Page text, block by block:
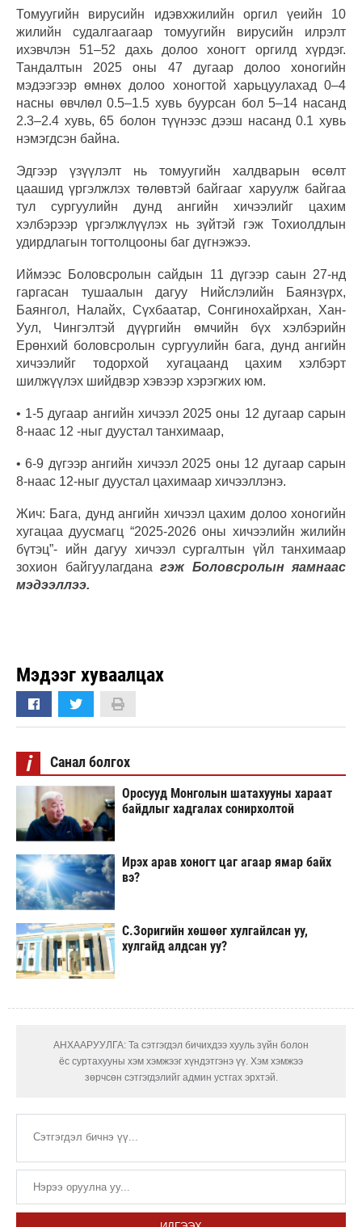
Томуугийн вирусийн идэвхжилийн оргил үеийн 10
жилийн судалгаагаар томуугийн вирусийн илрэлт
ихэвчлэн 51–52 дахь долоо хоногт оргилд хүрдэг.
Тандалтын 2025 оны 47 дугаар долоо хоногийн
мэдээгээр өмнөх долоо хоногтой харьцуулахад 0–4
насны өвчлөл 0.5–1.5 хувь буурсан бол 5–14 насанд
2.3–2.4 хувь, 65 болон түүнээс дээш насанд 0.1 хувь
нэмэгдсэн байна.
Эдгээр үзүүлэлт нь томуугийн халдварын өсөлт
цаашид үргэлжлэх төлөвтэй байгааг харуулж байгаа
тул сургуулийн дунд ангийн хичээлийг цахим
хэлбэрээр үргэлжлүүлэх нь зүйтэй гэж Тохиолдлын
удирдлагын тогтолцооны баг дүгнэжээ.
Иймээс Боловсролын сайдын 11 дүгээр саын 27-нд
гаргасан тушаалын дагуу Нийслэлийн Баянзүрх,
Баянгол, Налайх, Сүхбаатар, Сонгинохайрхан, Хан-
Уул, Чингэлтэй дүүргийн өмчийн бүх хэлбэрийн
Ерөнхий боловсролын сургуулийн бага, дунд ангийн
хичээлийг тодорхой хугацаанд цахим хэлбэрт
шилжүүлэх шийдвэр хэвээр хэрэгжих юм.
• 1-5 дугаар ангийн хичээл 2025 оны 12 дугаар сарын
8-наас 12 -ныг дуустал танхимаар,
• 6-9 дүгээр ангийн хичээл 2025 оны 12 дугаар сарын
8-наас 12-ныг дуустал цахимаар хичээллэнэ.
Жич: Бага, дунд ангийн хичээл цахим долоо хоногийн
хугацаа дуусмагц “2025-2026 оны хичээлийн жилийн
бүтэц”- ийн дагуу хичээл сургалтын үйл танхимаар
зохион байгуулагдана гэж Боловсролын яамнаас
мэдээллээ.
Мэдээг хуваалцах
i Санал болгох
Оросууд Монголын шатахууны хараат
байдлыг хадгалах сонирхолтой
Ирэх арав хоногт цаг агаар ямар байх
вэ?
С.Зоригийн хөшөөг хулгайлсан уу,
хулгайд алдсан уу?
АНХААРУУЛГА: Та сэтгэгдэл бичихдээ хууль зүйн болон
ёс суртахууны хэм хэмжээг хүндэтгэнэ үү. Хэм хэмжээ
зөрчсөн сэтгэгдэлийг админ устгах эрхтэй.